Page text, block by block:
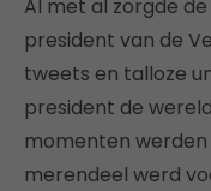
Al met al zorgde
president van de
tweets en talloze
president de
momenten
merendeel werd